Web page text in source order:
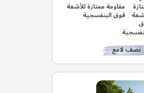
مقاومة ممتازة للأشعة
فوق البنفسجية
نصف لامع